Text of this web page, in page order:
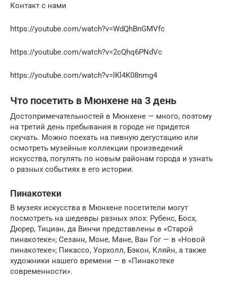
Контакт с нами
https://youtube.com/watch?v=WdQhBnGMVfc
https://youtube.com/watch?v=2cQhq6PNdVc
https://youtube.com/watch?v=lKl4K08nmg4
Что посетить в Мюнхене на 3 день
Достопримечательностей в Мюнхене — много, поэтому
на третий день пребывания в городе не придется
скучать. Можно поехать на пивную дегустацию или
осмотреть музейные коллекции произведений
искусства, погулять по новым районам города и узнать
о разных событиях в его истории.
Пинакотеки
В музеях искусства в Мюнхене посетители могут
посмотреть на шедевры разных эпох: Рубенс, Босх,
Дюрер, Тициан, да Винчи представлены в «Старой
пинакотеке»; Сезанн, Моне, Мане, Ван Гог — в «Новой
пинакотеке»; Пикассо, Уорхолл, Бэкон, Кляйн, а также
художники нашего времени — в «Пинакотеке
современности».